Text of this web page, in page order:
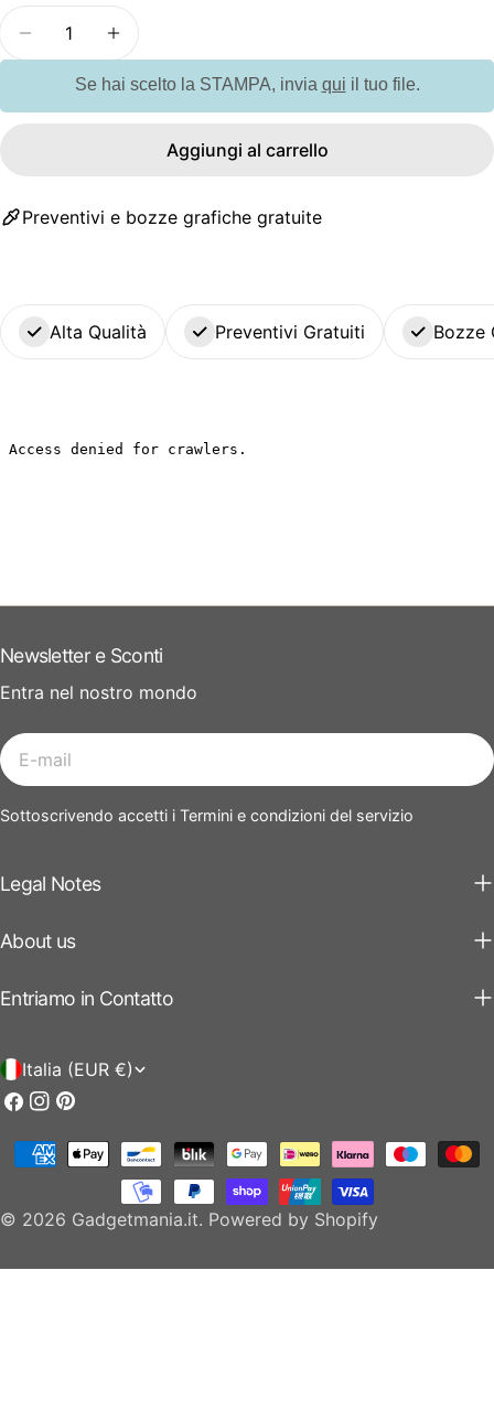
Diminuisci la quantità per G95055 DERN.
Aumenta la quantità per G95055
Se hai scelto la STAMPA, invia qui il tuo file.
Aggiungi al carrello
Preventivi e bozze grafiche gratuite
Alta Qualità Preventivi Gratuiti Bozze
Legal Notes
About us
Entriamo in Contatto
Newsletter e Sconti
Entra nel nostro mondo
E-
mail
Sottoscrivendo accetti i Termini e condizioni del servizio
P
a
e
Italia (EUR €)
Facebook
Instagram
Pinterest
© 2026 Gadgetmania.it. Powered by Shopify
Modalità
pagamento